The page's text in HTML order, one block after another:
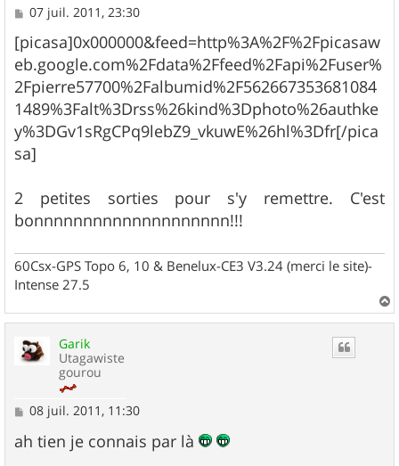
M
s
s
a
g
e
07 juil. 2011, 23:30
[picasa]0x000000&feed=http%3A%2F%2Fpicasaw
eb.google.com%2Fdata%2Ffeed%2Fapi%2Fuser%
2Fpierre57700%2Falbumid%2F562667353681084
1489%3Falt%3Drss%26kind%3Dphoto%26authke
y%3DGv1sRgCPq9lebZ9_vkuwE%26hl%3Dfr[/pica
sa]
2 petites sorties pour s'y remettre. C'est
bonnnnnnnnnnnnnnnnnnnn!!!
60Csx-GPS Topo 6, 10 & Benelux-CE3 V3.24 (merci le site)-
Intense 27.5
a
Garik
Utagawiste
gourou
M
s
s
08 juil. 2011, 11:30
ah tien je connais par là